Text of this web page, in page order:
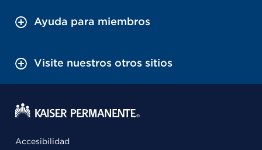
Ayuda para miembros
Visite nuestros otros sitios
Accesibilidad